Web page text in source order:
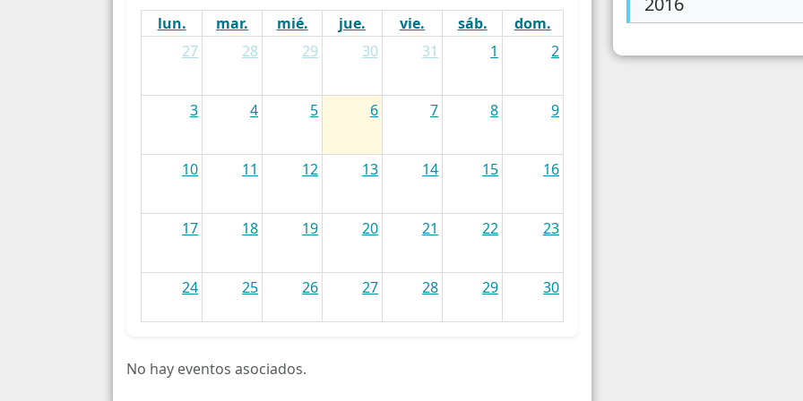
Empresas
Energia / Servicios
Turismo
lun. mar. mié. jue. vie. sáb.
dom.
27
28 29 30 31 1 2
3 4 5 6 7 8 9
10 11 12 13 14 15 16
17 18 19 20 21 22 23
24 25 26 27 28 29 30
No hay eventos asociados.